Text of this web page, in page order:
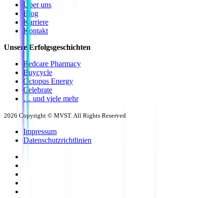
Über uns
Blog
Karriere
Kontakt
Unsere Erfolgsgeschichten
Redcare Pharmacy
Buycycle
Octopus Energy
Celebrate
… und viele mehr
2026 Copyright © MVST. All Rights Reserved
Impressum
Datenschutzrichtlinien